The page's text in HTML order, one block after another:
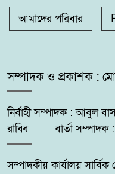
৫
আমাদের পরিবার
সম্পাদক ও প্রকাশক :
নির্বাহী সম্পাদক : আবুল
রাব্বি বার্তা সম্পাদক :
সম্পাদকীয় কার্যালয়